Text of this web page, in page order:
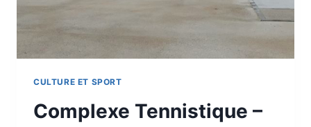
CULTURE ET SPORT
Complexe Tennistique –